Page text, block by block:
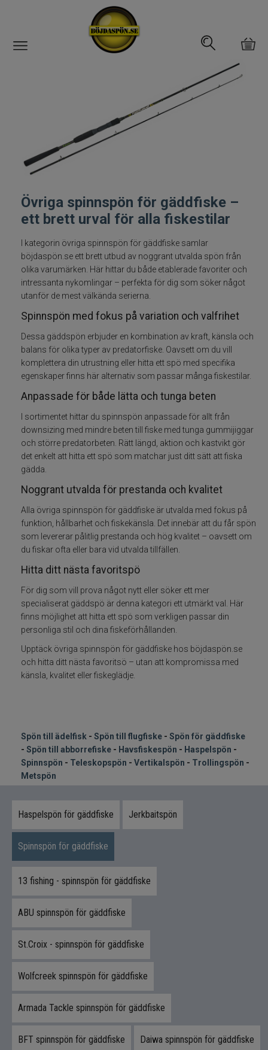
Rullar
Spön
Spön till ädelfiske
Spön till flugfiske
Spön för gäddfiske
Spön till abborrfiske
Havsfiskespön
Haspelspön
Teleskopspön
Vertikalspön
Metspön
Fiskedrag
Fiskelinor
Småplock
Flugfiske
Vinterfiske
Specimenfiske
Varumärken
Övriga spinnspön för gäddfiske –
ett brett urval för alla fiskestilar
I kategorin övriga spinnspön för gäddfiske samlar
böjdaspön.se ett brett utbud av noggrant utvalda spön från
olika varumärken. Här hittar du både etablerade favoriter och
intressanta nykomlingar – perfekta för dig som söker något
utanför de mest välkända serierna.
Spinnspön med fokus på variation och valfrihet
Dessa gäddspön erbjuder en kombination av kraft, känsla och
balans för olika typer av predatorfiske. Oavsett om du vill
komplettera din utrustning eller hitta ett spö med specifika
egenskaper finns här alternativ som passar många fiskestilar.
Anpassade för både lätta och tunga beten
I sortimentet hittar du spinnspön anpassade för allt från
downsizing med mindre beten till fiske med tunga gummijiggar
och större predatorbeten. Rätt längd, aktion och kastvikt gör
det enkelt att hitta ett spö som matchar just ditt sätt att fiska
gädda.
Noggrant utvalda för prestanda och kvalitet
Alla övriga spinnspön för gäddfiske är utvalda med fokus på
funktion, hållbarhet och fiskekänsla. Det innebär att du får spön
som levererar pålitlig prestanda och hög kvalitet – oavsett om
du fiskar ofta eller bara vid utvalda tillfällen.
Hitta ditt nästa favoritspö
För dig som vill prova något nytt eller söker ett mer
specialiserat gäddspö är denna kategori ett utmärkt val. Här
finns möjlighet att hitta ett spö som verkligen passar din
personliga stil och dina fiskeförhållanden.
Upptäck övriga spinnspön för gäddfiske hos böjdaspön.se
och hitta ditt nästa favoritsö – utan att kompromissa med
känsla, kvalitet eller fiskeglädje.
Spön till ädelfisk - Spön till flugfiske - Spön för gäddfiske
- Spön till abborrefiske - Havsfiskespön - Haspelspön -
Spinnspön - Teleskopspön - Vertikalspön - Trollingspön -
Metspön
Haspelspön för gäddfiske Jerkbaitspön
Spinnspön för gäddfiske
13 fishing - spinnspön för gäddfiske
ABU spinnspön för gäddfiske
St.Croix - spinnspön för gäddfiske
Wolfcreek spinnspön för gäddfiske
Armada Tackle spinnspön för gäddfiske
BFT spinnspön för gäddfiske Daiwa spinnspön för gäddfiske